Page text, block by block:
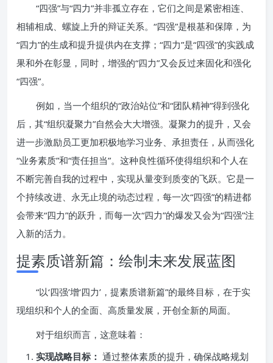
“四强”与“四力”并非孤立存在，它们之间是紧密相连、
相辅相成、螺旋上升的辩证关系。“四强”是根基和保障，为
“四力”的生成和提升提供内在支撑；“四力”是“四强”的实践成
果和外在彰显，同时，增强的“四力”又会反过来固化和强化
“四强”。
例如，当一个组织的“政治站位”和“团队精神”得到强化
后，其“组织凝聚力”自然会大大增强。凝聚力的提升，又会
进一步激励员工更加积极地学习业务、承担责任，从而强化
“业务素质”和“责任担当”。这种良性循环使得组织和个人在
不断完善自我的过程中，实现从量变到质变的飞跃。它是一
个持续改进、永无止境的动态过程，每一次“四强”的精进都
会带来“四力”的跃升，而每一次“四力”的爆发又会为“四强”注
入新的活力。
提素质谱新篇：绘制未来发展蓝图
“以‘四强’增‘四力’，提素质谱新篇”的最终目标，在于实
现组织和个人的全面、高质量发展，开创全新的局面。
对于组织而言，这意味着：
实现战略目标： 通过整体素质的提升，确保战略规划